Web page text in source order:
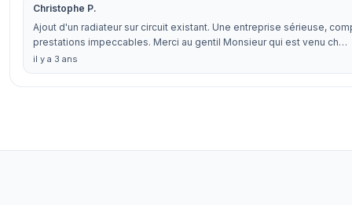
Christophe P.
Ajout d'un radiateur sur circuit existant. Une entreprise sérieuse,
prestations impeccables. Merci au gentil Monsieur qui est venu ch…
il y a 3 ans